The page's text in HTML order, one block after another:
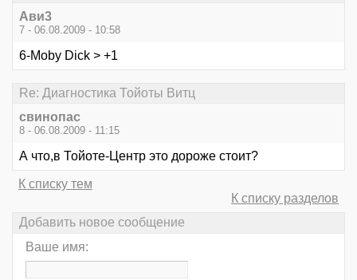
Ави3
7 - 06.08.2009 - 10:58
6-Moby Dick > +1
Re: Диагностика Тойоты Витц
свинопас
8 - 06.08.2009 - 11:15
А что,в Тойоте-Центр это дороже стоит?
К списку тем
К списку разделов
Добавить новое сообщение
Ваше имя: